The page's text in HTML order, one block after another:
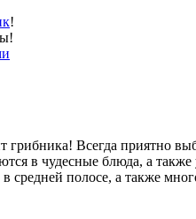
!
!
грибника! Всегда приятно
в чудесные блюда, а
средней полосе, а также